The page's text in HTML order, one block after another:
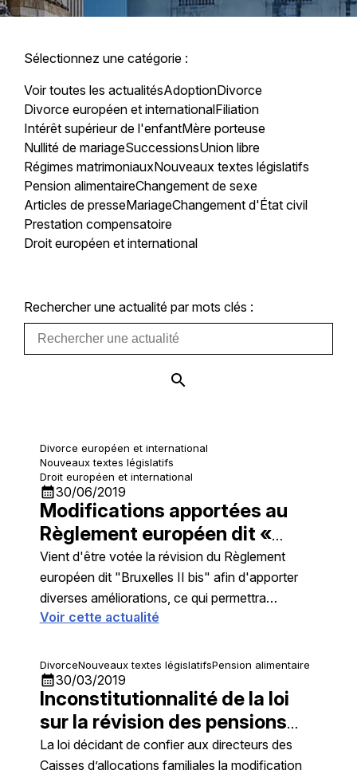
Sélectionnez une catégorie :
Voir toutes les actualitésAdoptionDivorce
Divorce européen et internationalFiliation
Intérêt supérieur de l'enfantMère porteuse
Nullité de mariageSuccessionsUnion libre
Régimes matrimoniauxNouveaux textes législatifs
Pension alimentaireChangement de sexe
Articles de presseMariageChangement d'État civil
Prestation compensatoire
Droit européen et international
Rechercher une actualité par mots clés :
Divorce européen et international
Nouveaux textes législatifs
Droit européen et international
calendar_month30/06/2019
Modifications apportées au
Règlement européen dit «
Bruxelles II bis »
Vient d'être votée la révision du Règlement
européen dit "Bruxelles II bis" afin d'apporter
diverses améliorations, ce qui permettra
notamment de pouvoir faire circuler les divorces
Voir cette actualité
DivorceNouveaux textes législatifsPension alimentaire
calendar_month30/03/2019
Inconstitutionnalité de la loi
sur la révision des pensions
alimentaires
La loi décidant de confier aux directeurs des
Caisses d’allocations familiales la modification